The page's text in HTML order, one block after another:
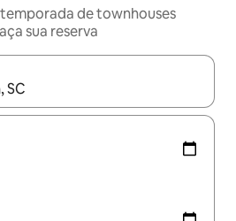
de townhouses
sua reserva
disponíveis, explore-os